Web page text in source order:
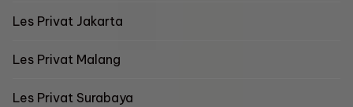
Les Privat Jakarta
Les Privat Malang
Les Privat Surabaya